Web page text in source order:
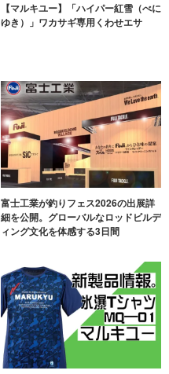
【マルキユー】「ハイパー紅雪（べに
ゆき）」ワカサギ専用くわせエサ
富士工業が釣りフェス2026の出展詳
細を公開。グローバルなロッドビルデ
ィング文化を体感する3日間